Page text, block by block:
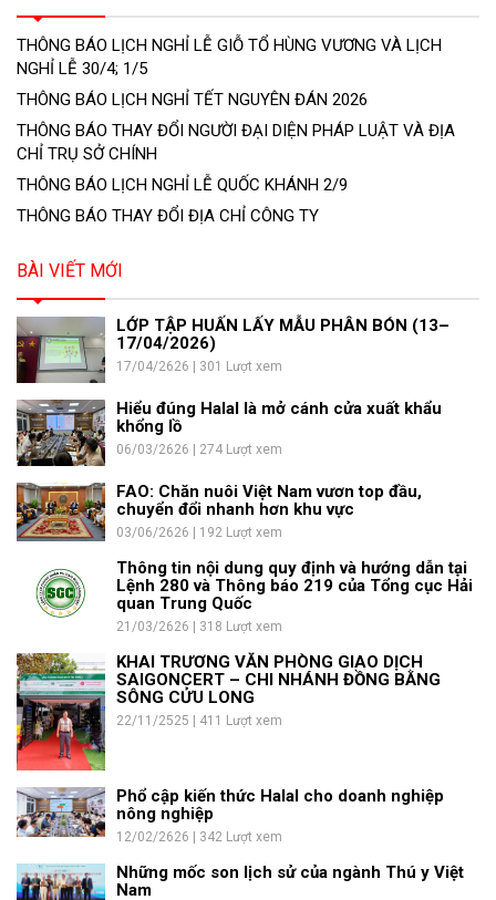
THÔNG BÁO LỊCH NGHỈ LỄ GIỖ TỔ HÙNG VƯƠNG VÀ LỊCH
NGHỈ LỄ 30/4; 1/5
THÔNG BÁO LỊCH NGHỈ TẾT NGUYÊN ĐÁN 2026
THÔNG BÁO THAY ĐỔI NGƯỜI ĐẠI DIỆN PHÁP LUẬT VÀ ĐỊA
CHỈ TRỤ SỞ CHÍNH
THÔNG BÁO LỊCH NGHỈ LỄ QUỐC KHÁNH 2/9
THÔNG BÁO THAY ĐỔI ĐỊA CHỈ CÔNG TY
BÀI VIẾT MỚI
LỚP TẬP HUẤN LẤY MẪU PHÂN BÓN (13–
17/04/2026)
17/04/2626 | 301 Lượt xem
Hiểu đúng Halal là mở cánh cửa xuất khẩu
khổng lồ
06/03/2626 | 274 Lượt xem
FAO: Chăn nuôi Việt Nam vươn top đầu,
chuyển đổi nhanh hơn khu vực
03/06/2626 | 192 Lượt xem
Thông tin nội dung quy định và hướng dẫn tại
Lệnh 280 và Thông báo 219 của Tổng cục Hải
quan Trung Quốc
21/03/2626 | 318 Lượt xem
KHAI TRƯƠNG VĂN PHÒNG GIAO DỊCH
SAIGONCERT – CHI NHÁNH ĐỒNG BẰNG
SÔNG CỬU LONG
22/11/2525 | 411 Lượt xem
Phổ cập kiến thức Halal cho doanh nghiệp
nông nghiệp
12/02/2626 | 342 Lượt xem
Những mốc son lịch sử của ngành Thú y Việt
Nam